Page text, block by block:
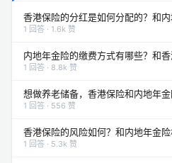
香港保险的分红是如何分配的？和内
1 回答 · 1.6k 赞
内地年金险的缴费方式有哪些？和香
1 回答 · 8.8k 赞
想做养老储备，香港保险和内地年金
1 回答 · 556 赞
香港保险的风险如何？和内地年金险
1 回答 · 5.3k 赞